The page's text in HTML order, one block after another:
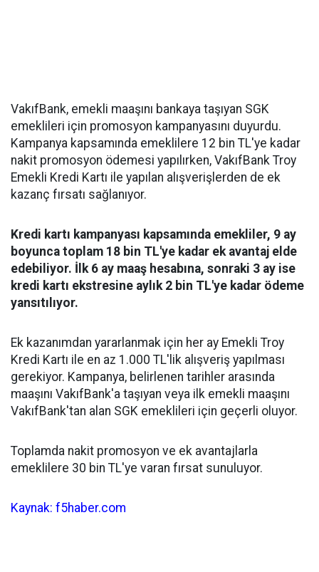
VakıfBank, emekli maaşını bankaya taşıyan SGK
emeklileri için promosyon kampanyasını duyurdu.
Kampanya kapsamında emeklilere 12 bin TL'ye kadar
nakit promosyon ödemesi yapılırken, VakıfBank Troy
Emekli Kredi Kartı ile yapılan alışverişlerden de ek
kazanç fırsatı sağlanıyor.
Kredi kartı kampanyası kapsamında emekliler, 9 ay
boyunca toplam 18 bin TL'ye kadar ek avantaj elde
edebiliyor. İlk 6 ay maaş hesabına, sonraki 3 ay ise
kredi kartı ekstresine aylık 2 bin TL'ye kadar ödeme
yansıtılıyor.
Ek kazanımdan yararlanmak için her ay Emekli Troy
Kredi Kartı ile en az 1.000 TL'lik alışveriş yapılması
gerekiyor. Kampanya, belirlenen tarihler arasında
maaşını VakıfBank'a taşıyan veya ilk emekli maaşını
VakıfBank'tan alan SGK emeklileri için geçerli oluyor.
Toplamda nakit promosyon ve ek avantajlarla
emeklilere 30 bin TL'ye varan fırsat sunuluyor.
Kaynak: f5haber.com